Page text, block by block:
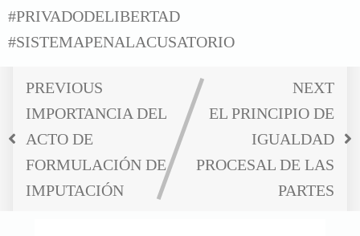
#PRIVADODELIBERTAD
#SISTEMAPENALACUSATORIO
PREVIOUS
IMPORTANCIA DEL
ACTO DE
FORMULACIÓN DE
IMPUTACIÓN
NEXT
EL PRINCIPIO DE
IGUALDAD
PROCESAL DE LAS
PARTES